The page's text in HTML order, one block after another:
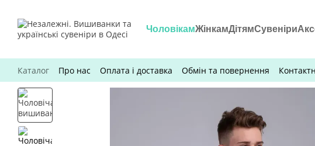
ЧоловікамЖінкамДітямСувеніри
Каталог Про нас Оплата і доставка Обмін та повернення